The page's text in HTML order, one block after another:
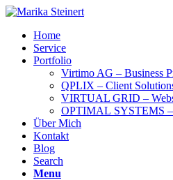
Home
Service
Portfolio
Virtimo AG – Business
QPLIX – Client
VIRTUAL GRID –
OPTIMAL SYSTEMS
Über Mich
Kontakt
Blog
Search
Menu